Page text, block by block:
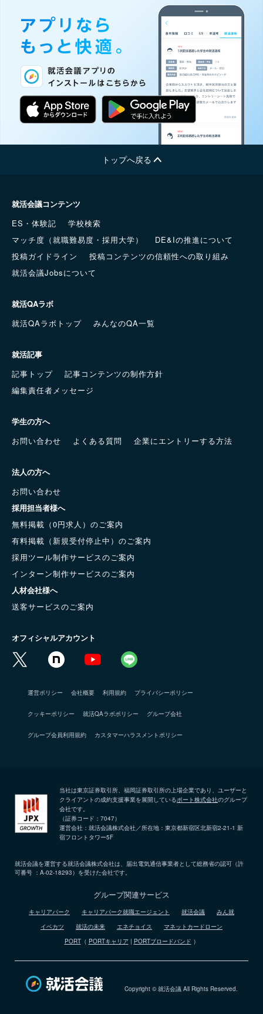
トップへ戻る
就活会議コンテンツ
ES・体験記
学校検索
マッチ度（就職難易度・採用大学）
DE&Iの推進について
投稿ガイドライン
投稿コンテンツの信頼性への取り組み
就活会議Jobsについて
就活QAラボ
就活QAラボトップ
みんなのQA一覧
就活記事
記事トップ
記事コンテンツの制作方針
編集責任者メッセージ
学生の方へ
お問い合わせ
よくある質問 企業にエントリーする方法
法人の方へ
お問い合わせ
採用担当者様へ
無料掲載（0円求人）のご案内
有料掲載（新規受付停止中）のご案内
採用ツール制作サービスのご案内
インターン制作サービスのご案内
人材会社様へ
送客サービスのご案内
オフィシャルアカウント
運営ポリシー 会社概要 利用規約 プライバシーポリシー
クッキーポリシー 就活QAラボポリシー グループ会社
グループ会員利用規約 カスタマーハラスメントポリシー
当社は東京証券取引所、福岡証券取引所の上場企業であり、ユーザーと
クライアントの成約支援事業を展開しているポート株式会社のグループ
会社です。
（証券コード：7047）
運営会社：就活会議株式会社／所在地：東京都新宿区北新宿2-21-1 新
宿フロントタワー5F
就活会議を運営する就活会議株式会社は、届出電気通信事業者として総務省の認可（許
可番号 ：A-02-18293）を受けた会社です。